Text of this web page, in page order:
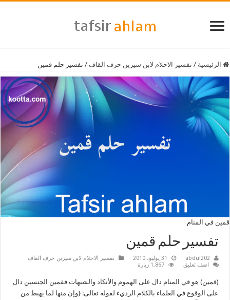
الرئيسية / تفسير الاحلام لابن سيرين حرف القاف / تفسير حلم قمين
قمين في المنام
تفسير حلم قمين
abdul202 31 يوليو، 2010
تفسير الاحلام لابن سيرين حرف القاف
اضف تعليق
1,867 زيارة
(قمين) هو في المنام دال على الهموم والأنكاد والشبهات فقمين الجنسين دال
على الوقوع في العلماء بالكلام الرديء لقوله تعالى: {وإن منها لما يهبط من